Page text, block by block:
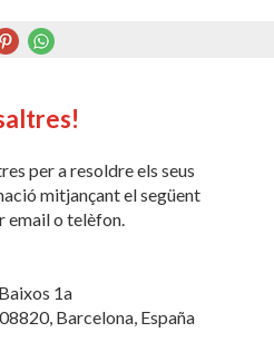
per a resoldre els seus
mitjançant el següent
email o telèfon.
1a
Barcelona, España